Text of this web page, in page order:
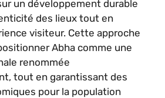
un développement durable
des lieux tout en
visiteur. Cette approche
Abha comme une
renommée
tout en garantissant des
pour la population